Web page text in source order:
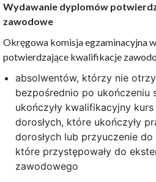
Wydawanie dyplomów
zawodowe
Okręgowa komisja egzaminacyjna
potwierdzające kwalifikacje
absolwentów, którzy nie
bezpośrednio po ukończeniu
ukończyły kwalifikacyjny
dorosłych, które ukończyły
dorosłych lub przyuczenie
które przystępowały do
zawodowego